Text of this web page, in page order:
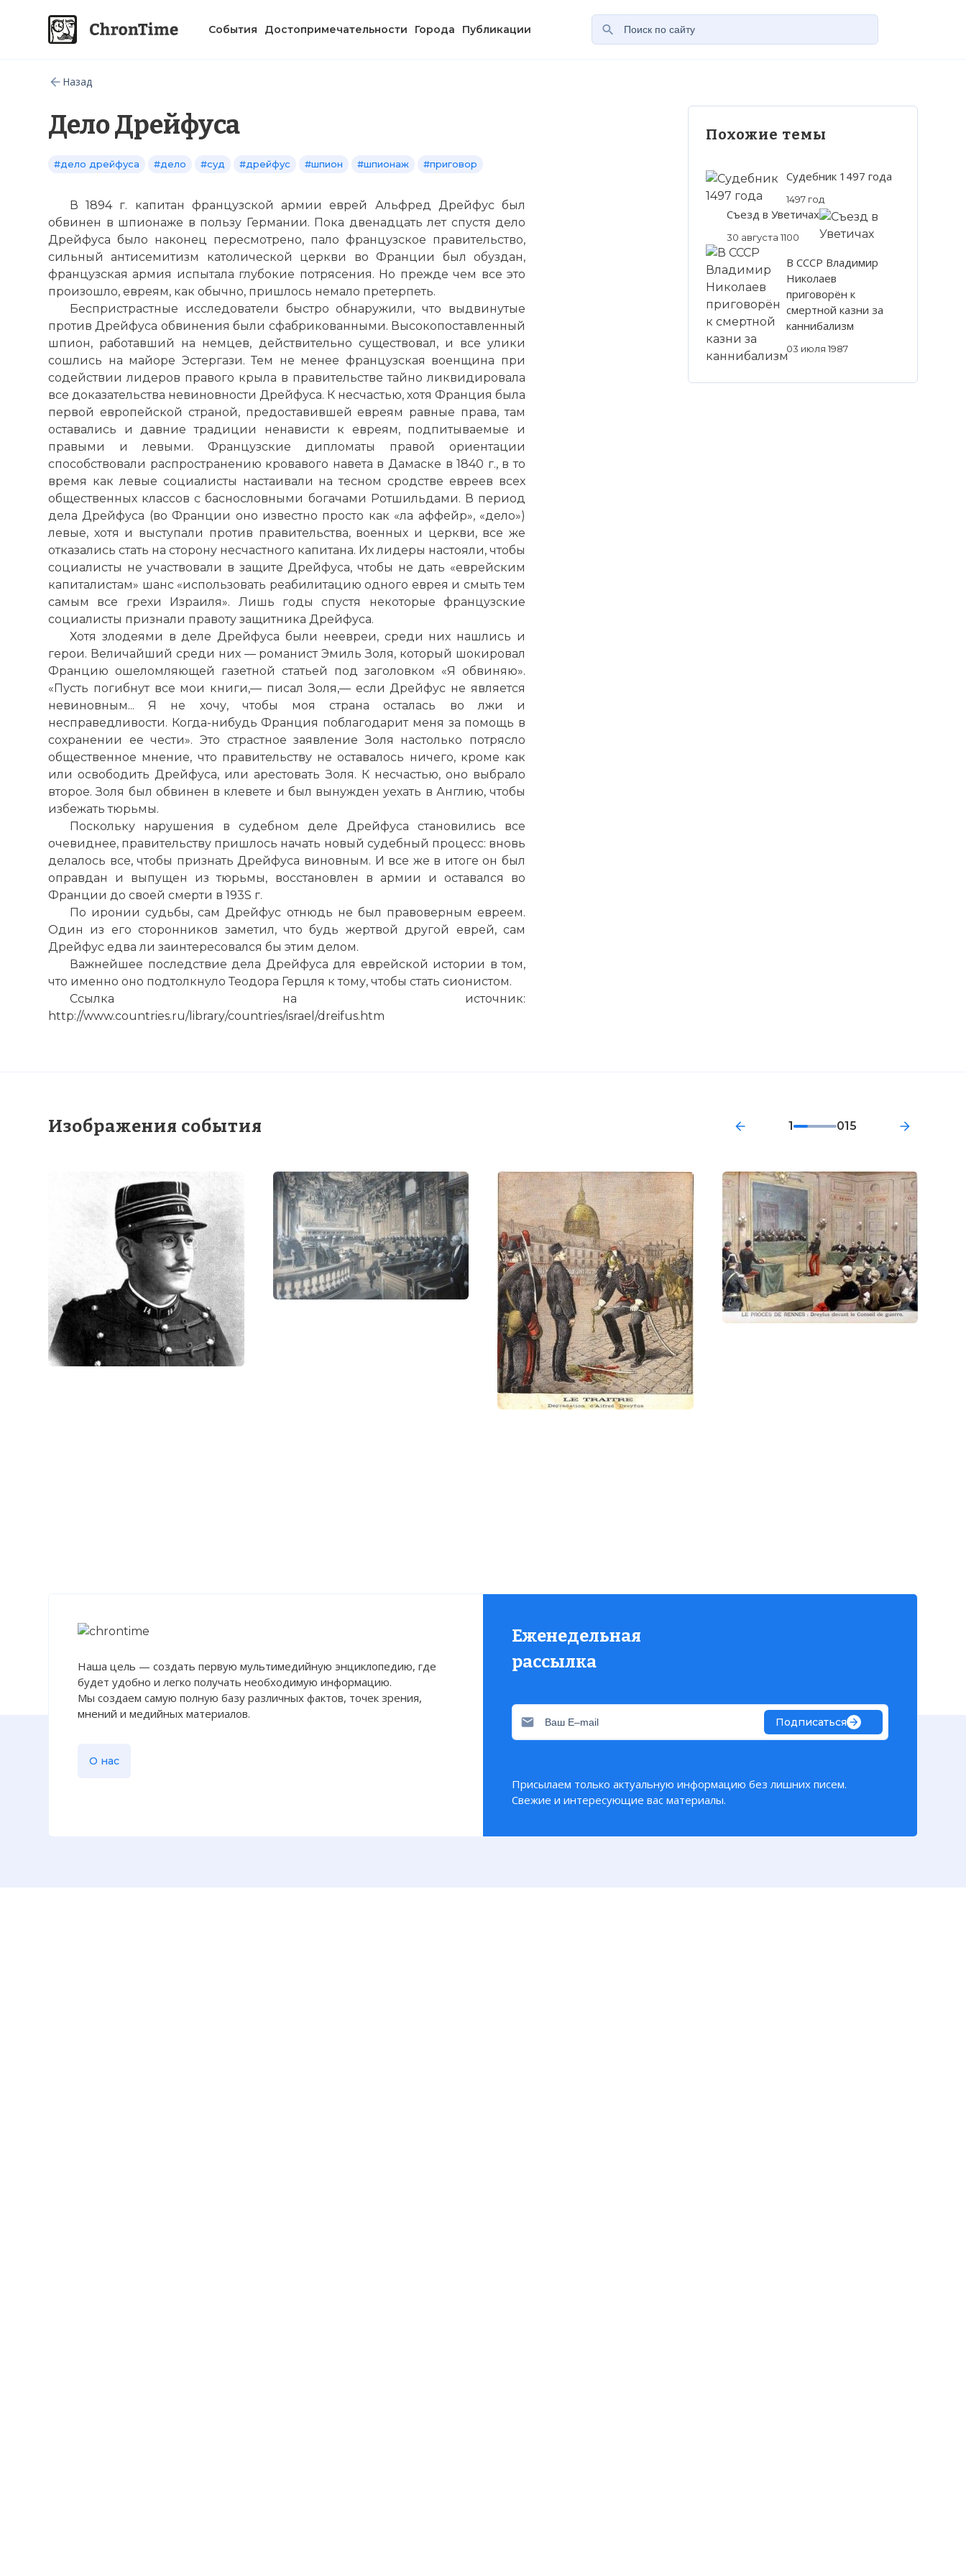
События Достопримечательности Города Публикации
Назад
Дело Дрейфуса
#дело дрейфуса #дело #суд #дрейфус #шпион #шпионаж #приговор
В 1894 г. капитан французской армии еврей Альфред Дрейфус был
обвинен в шпионаже в пользу Германии. Пока двенадцать лет спустя дело
Дрейфуса было наконец пересмотрено, пало французское правительство,
сильный антисемитизм католической церкви во Франции был обуздан,
французская армия испытала глубокие потрясения. Но прежде чем все это
произошло, евреям, как обычно, пришлось немало претерпеть.
Беспристрастные исследователи быстро обнаружили, что выдвинутые
против Дрейфуса обвинения были сфабрикованными. Высокопоставленный
шпион, работавший на немцев, действительно существовал, и все улики
сошлись на майоре Эстергази. Тем не менее французская военщина при
содействии лидеров правого крыла в правительстве тайно ликвидировала
все доказательства невиновности Дрейфуса. К несчастью, хотя Франция была
первой европейской страной, предоставившей евреям равные права, там
оставались и давние традиции ненависти к евреям, подпитываемые и
правыми и левыми. Французские дипломаты правой ориентации
способствовали распространению кровавого навета в Дамаске в 1840 г., в то
время как левые социалисты настаивали на тесном сродстве евреев всех
общественных классов с баснословными богачами Ротшильдами. В период
дела Дрейфуса (во Франции оно известно просто как «ла аффейр», «дело»)
левые, хотя и выступали против правительства, военных и церкви, все же
отказались стать на сторону несчастного капитана. Их лидеры настояли, чтобы
социалисты не участвовали в защите Дрейфуса, чтобы не дать «еврейским
капиталистам» шанс «использовать реабилитацию одного еврея и смыть тем
самым все грехи Израиля». Лишь годы спустя некоторые французские
социалисты признали правоту защитника Дрейфуса.
Хотя злодеями в деле Дрейфуса были неевреи, среди них нашлись и
герои. Величайший среди них — романист Эмиль Золя, который шокировал
Францию ошеломляющей газетной статьей под заголовком «Я обвиняю».
«Пусть погибнут все мои книги,— писал Золя,— если Дрейфус не является
невиновным... Я не хочу, чтобы моя страна осталась во лжи и
несправедливости. Когда-нибудь Франция поблагодарит меня за помощь в
сохранении ее чести». Это страстное заявление Золя настолько потрясло
общественное мнение, что правительству не оставалось ничего, кроме как
или освободить Дрейфуса, или арестовать Золя. К несчастью, оно выбрало
второе. Золя был обвинен в клевете и был вынужден уехать в Англию, чтобы
избежать тюрьмы.
Поскольку нарушения в судебном деле Дрейфуса становились все
очевиднее, правительству пришлось начать новый судебный процесс: вновь
делалось все, чтобы признать Дрейфуса виновным. И все же в итоге он был
оправдан и выпущен из тюрьмы, восстановлен в армии и оставался во
Франции до своей смерти в 193S г.
По иронии судьбы, сам Дрейфус отнюдь не был правоверным евреем.
Один из его сторонников заметил, что будь жертвой другой еврей, сам
Дрейфус едва ли заинтересовался бы этим делом.
Важнейшее последствие дела Дрейфуса для еврейской истории в том,
что именно оно подтолкнуло Теодора Герцля к тому, чтобы стать сионистом.
Ссылка на источник:
http://www.countries.ru/library/countries/israel/dreifus.htm
Похожие темы
Судебник 1497 года
1497 год
Съезд в Уветичах
30 августа 1100
В СССР Владимир
Николаев
приговорён к
смертной казни за
каннибализм
03 июля 1987
Изображения события 1 015
Наша цель — создать первую мультимедийную энциклопедию, где
будет удобно и легко получать необходимую информацию.
Мы создаем самую полную базу различных фактов, точек зрения,
мнений и медийных материалов.
О нас
Еженедельная
рассылка
Подписаться
Присылаем только актуальную информацию без лишних писем.
Свежие и интересующие вас материалы.